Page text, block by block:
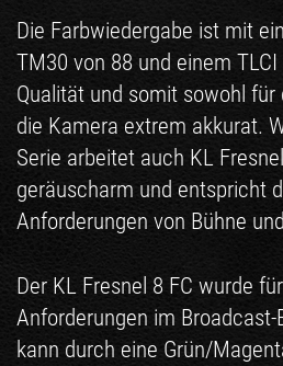
Die Farbwiedergabe ist mit
TM30 von 88 und einem
Qualität und somit sowohl
die Kamera extrem akkurat.
Serie arbeitet auch KL
geräuscharm und entspricht
Anforderungen von Bühne
Der KL Fresnel 8 FC wurde
Anforderungen im
kann durch eine Grün/